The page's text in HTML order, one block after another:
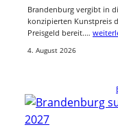
Brandenburg vergibt in
konzipierten Kunstpreis
Preisgeld bereit.…
4. August 2026